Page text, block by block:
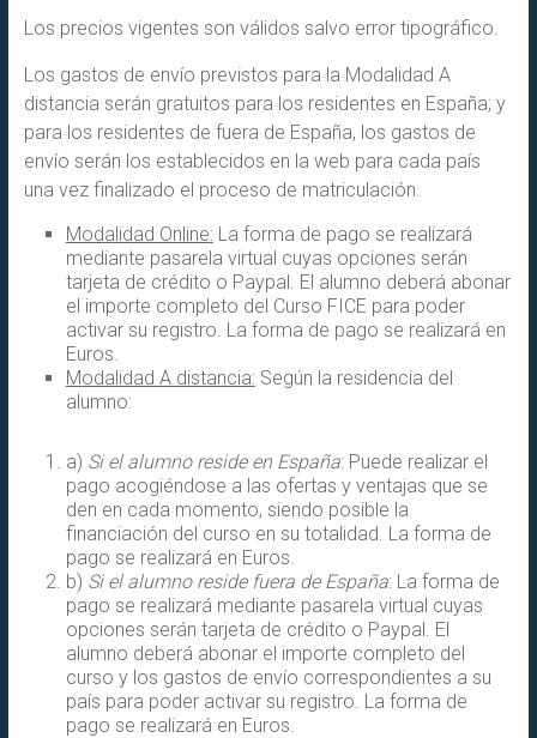
Los precios vigentes son válidos salvo error tipográfico.
Los gastos de envío previstos para la Modalidad A
distancia serán gratuitos para los residentes en España; y
para los residentes de fuera de España, los gastos de
envío serán los establecidos en la web para cada país
una vez finalizado el proceso de matriculación.
Modalidad Online:La forma de pago se realizará
mediante pasarela virtual cuyas opciones serán
tarjeta de crédito o Paypal. El alumno deberá abonar
el importe completo del Curso FICE para poder
activar su registro. La forma de pago se realizará en
Euros.
Modalidad A distancia:Según la residencia del
alumno:
a) Si el alumno reside en España: Puede realizar el
pago acogiéndose a las ofertas y ventajas que se
den en cada momento, siendo posible la
financiación del curso en su totalidad. La forma de
pago se realizará en Euros.
b) Si el alumno reside fuera de España: La forma de
pago se realizará mediante pasarela virtual cuyas
opciones serán tarjeta de crédito o Paypal. El
alumno deberá abonar el importe completo del
curso y los gastos de envío correspondientes a su
país para poder activar su registro. La forma de
pago se realizará en Euros.